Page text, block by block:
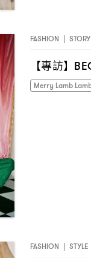
FASHION | STORY
【專訪】
Merry Lamb
FASHION | STYLE